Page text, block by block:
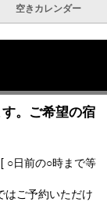
空きカレンダー
。ご希望の宿
○日前の○時まで等
はご予約いただけ